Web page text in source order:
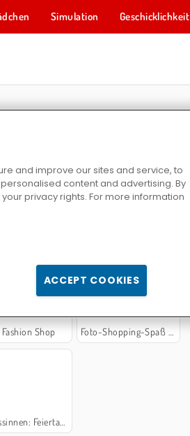
Simulation Geschicklichkeit
Fashion Shop Foto-Shopping-Spaß für Mädchen
Feiertagsangebote
and improve our sites and service, to
content and advertising. By
privacy rights. For more information
ACCEPT COOKIES